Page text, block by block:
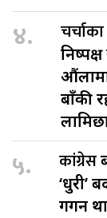
४. चर्चाका
औंलामा
बाँकी
५. कांग्रेस
‘धुरी’
गगन